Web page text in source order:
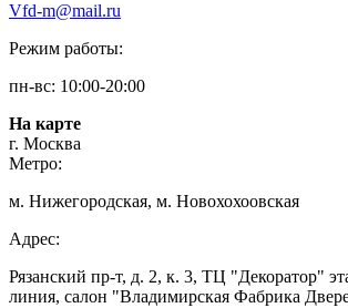
Vfd-m@mail.ru
Режим работы:
пн-вс: 10:00-20:00
На карте
г. Москва
Метро:
м. Нижегородская, м. Новохохоовская
Адрес:
Рязанский пр-т, д. 2, к. 3, ТЦ "Декоратор"
линия, салон "Владимирская Фабрика